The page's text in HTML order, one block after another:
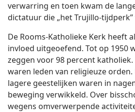
verwarring en toen kwam de
dictatuur die „het Trujillo-
De Rooms-Katholieke Kerk heeft
invloed uitgeoefend. Tot op 1950
zeggen voor 98 percent
waren leden van religieuze orden.
lagere geestelijken waren in
beweging verwikkeld. Over
wegens omverwerpende